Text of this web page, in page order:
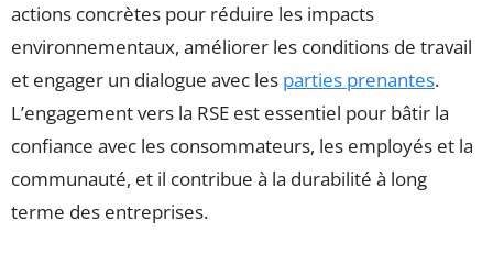
actions concrètes pour réduire les impacts
environnementaux, améliorer les conditions de travail
et engager un dialogue avec les parties prenantes.
L’engagement vers la RSE est essentiel pour bâtir la
confiance avec les consommateurs, les employés et la
communauté, et il contribue à la durabilité à long
terme des entreprises.